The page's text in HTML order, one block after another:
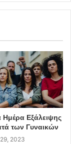
Ημέρα Εξάλειψης
των Γυναικών
2023